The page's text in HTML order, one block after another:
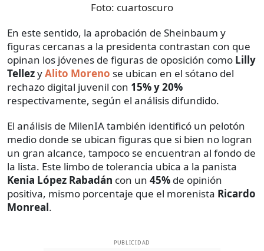
Foto: cuartoscuro
En este sentido, la aprobación de Sheinbaum y
figuras cercanas a la presidenta contrastan con que
opinan los jóvenes de figuras de oposición como Lilly
TellezyAlito Moreno se ubican en el sótano del
rechazo digital juvenil con 15% y 20%
respectivamente, según el análisis difundido.
El análisis de MilenIA también identificó un pelotón
medio donde se ubican figuras que si bien no logran
un gran alcance, tampoco se encuentran al fondo de
la lista. Este limbo de tolerancia ubica a la panista
Kenia López Rabadán con un 45% de opinión
positiva, mismo porcentaje que el morenista Ricardo
Monreal.
PUBLICIDAD